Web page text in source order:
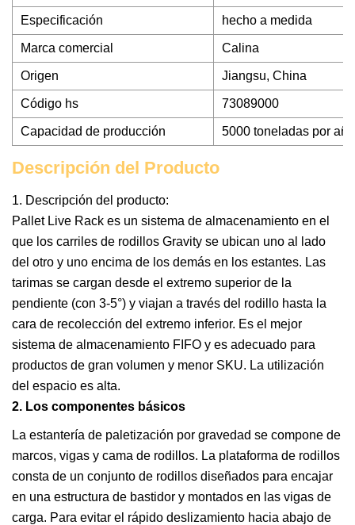
Especificación hecho a medida
Marca comercial Calina
Origen Jiangsu, China
Código hs 73089000
Capacidad de producción 5000 toneladas por año
Descripción del Producto
1. Descripción del producto:
Pallet Live Rack es un sistema de almacenamiento en el
que los carriles de rodillos Gravity se ubican uno al lado
del otro y uno encima de los demás en los estantes. Las
tarimas se cargan desde el extremo superior de la
pendiente (con 3-5°) y viajan a través del rodillo hasta la
cara de recolección del extremo inferior. Es el mejor
sistema de almacenamiento FIFO y es adecuado para
productos de gran volumen y menor SKU. La utilización
del espacio es alta.
2. Los componentes básicos
La estantería de paletización por gravedad se compone de
marcos, vigas y cama de rodillos. La plataforma de rodillos
consta de un conjunto de rodillos diseñados para encajar
en una estructura de bastidor y montados en las vigas de
carga. Para evitar el rápido deslizamiento hacia abajo de